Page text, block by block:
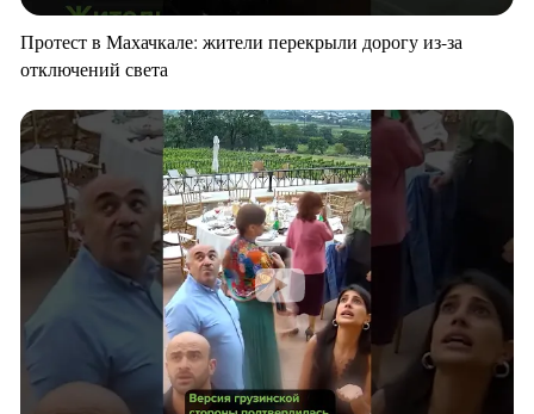
Протест в Махачкале: жители перекрыли дорогу из-за
отключений света